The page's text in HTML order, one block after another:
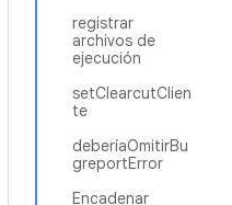
registrar
archivos de
ejecución
setClearcutClien
te
deberíaOmitirBu
greportError
Encadenar